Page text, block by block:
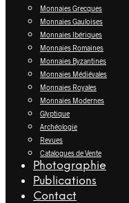
Monnaies Grecques
Monnaies Gauloises
Monnaies Ibériques
Monnaies Romaines
Monnaies Byzantines
Monnaies Médiévales
Monnaies Royales
Monnaies Modernes
Glyptique
Archéologie
Revues
Catalogues de Vente
Photographie
Publications
Contact